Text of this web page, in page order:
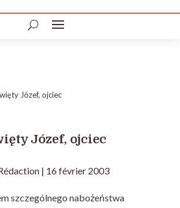
Józef, ojciec
Józef, ojciec
| 16 février 2003
szczególnego nabożeństwa